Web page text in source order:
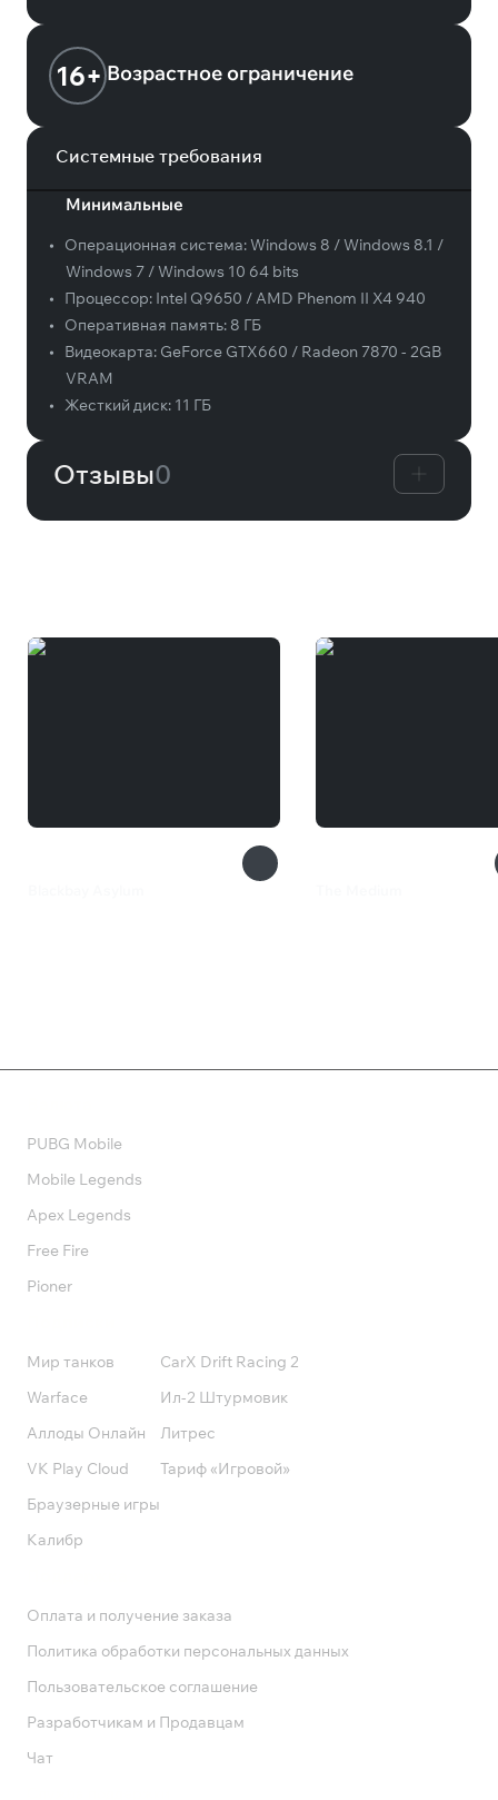
16+ Возрастное ограничение
Системные требования
Минимальные
• Операционная система:Windows 8 / Windows 8.1 /
Windows 7 / Windows 10 64 bits
•
Процессор: Intel Q9650 / AMD Phenom II X4 940
•
Оперативная память: 8 ГБ
•
Видеокарта: GeForce GTX660 / Radeon 7870 - 2GB
VRAM
•
Жесткий диск: 11 ГБ
Отзывы0
PUBG Mobile
Mobile Legends
Apex Legends
Free Fire
Pioner
Мир танков
Warface
Аллоды Онлайн
VK Play Cloud
Браузерные игры
Калибр
CarX Drift Racing 2
Ил-2 Штурмовик
Литрес
Тариф «Игровой»
Оплата и получение заказа
Политика обработки персональных данных
Пользовательское соглашение
Разработчикам и Продавцам
Чат